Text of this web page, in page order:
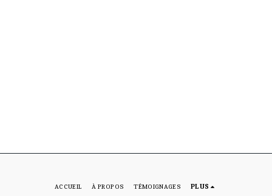
ACCUEIL À PROPOS TÉMOIGNAGES PLUS